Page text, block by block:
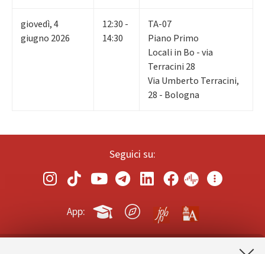
giovedì,4
giugno 2026
12:30 -
14:30
TA-07
Piano Primo
Locali in Bo - via
Terracini 28
Via Umberto Terracini,
28 - Bologna
Seguici su:
App: